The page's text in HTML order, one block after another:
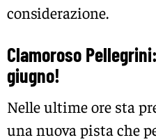
considerazione.
Clamoroso
giugno!
Nelle ultime ore sta
una nuova pista che